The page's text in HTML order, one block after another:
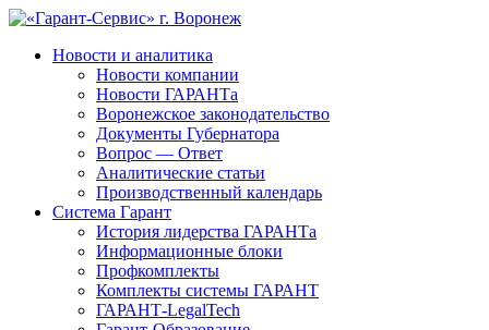
Новости и аналитика
Новости компании
Новости ГАРАНТа
Воронежское законодательство
Документы Губернатора
Вопрос — Ответ
Аналитические статьи
Производственный календарь
Система Гарант
История лидерства ГАРАНТа
Информационные блоки
Профкомплекты
Комплекты системы ГАРАНТ
ГАРАНТ-LegalTech